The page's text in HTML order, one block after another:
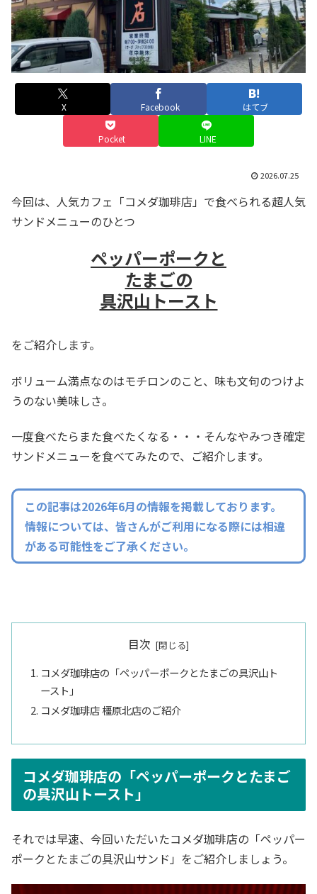
X Facebook はてブ
Pocket LINE
2026.07.25
今回は、人気カフェ「コメダ珈琲店」で食べられる超人気
サンドメニューのひとつ
ペッパーポークと
たまごの
具沢山トースト
をご紹介します。
ボリューム満点なのはモチロンのこと、味も文句のつけよ
うのない美味しさ。
一度食べたらまた食べたくなる・・・そんなやみつき確定
サンドメニューを食べてみたので、ご紹介します。
この記事は2026年6月の情報を掲載しております。
情報については、皆さんがご利用になる際には相違
がある可能性をご了承ください。
目次
コメダ珈琲店の「ペッパーポークとたまごの具沢山ト
ースト」
コメダ珈琲店 橿原北店のご紹介
コメダ珈琲店の「ペッパーポークとたまご
の具沢山トースト」
それでは早速、今回いただいたコメダ珈琲店の「ペッパー
ポークとたまごの具沢山サンド」をご紹介しましょう。